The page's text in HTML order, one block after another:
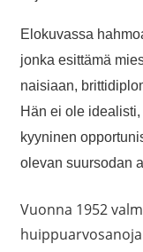
Elokuvassa
jonka esittämä
naisiaan,
Hän ei ole
kyyninen
olevan suursodan
Vuonna 1952